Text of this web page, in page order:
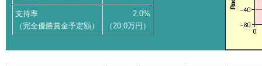
支持率
（完全優勝賞金予定額）
2.0%
（20.0万円）